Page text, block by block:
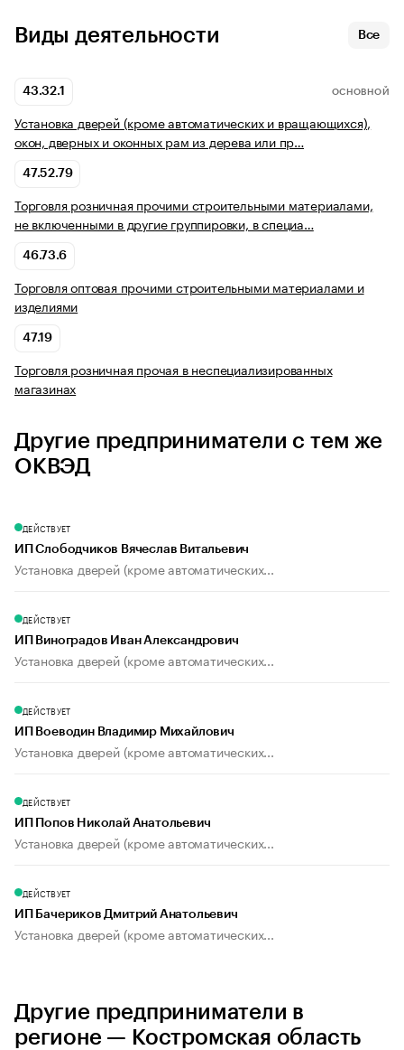
Виды деятельности Все
43.32.1 ОСНОВНОЙ
Установка дверей (кроме автоматических и вращающихся),
окон, дверных и оконных рам из дерева или пр…
47.52.79
Торговля розничная прочими строительными материалами,
не включенными в другие группировки, в специа…
46.73.6
Торговля оптовая прочими строительными материалами и
изделиями
47.19
Торговля розничная прочая в неспециализированных
магазинах
Другие предприниматели с тем же
ОКВЭД
ДЕЙСТВУЕТ
ИП Слободчиков Вячеслав Витальевич
Установка дверей (кроме автоматических...
ДЕЙСТВУЕТ
ИП Виноградов Иван Александрович
Установка дверей (кроме автоматических...
ДЕЙСТВУЕТ
ИП Воеводин Владимир Михайлович
Установка дверей (кроме автоматических...
ДЕЙСТВУЕТ
ИП Попов Николай Анатольевич
Установка дверей (кроме автоматических...
ДЕЙСТВУЕТ
ИП Бачериков Дмитрий Анатольевич
Установка дверей (кроме автоматических...
Другие предприниматели в
регионе — Костромская область